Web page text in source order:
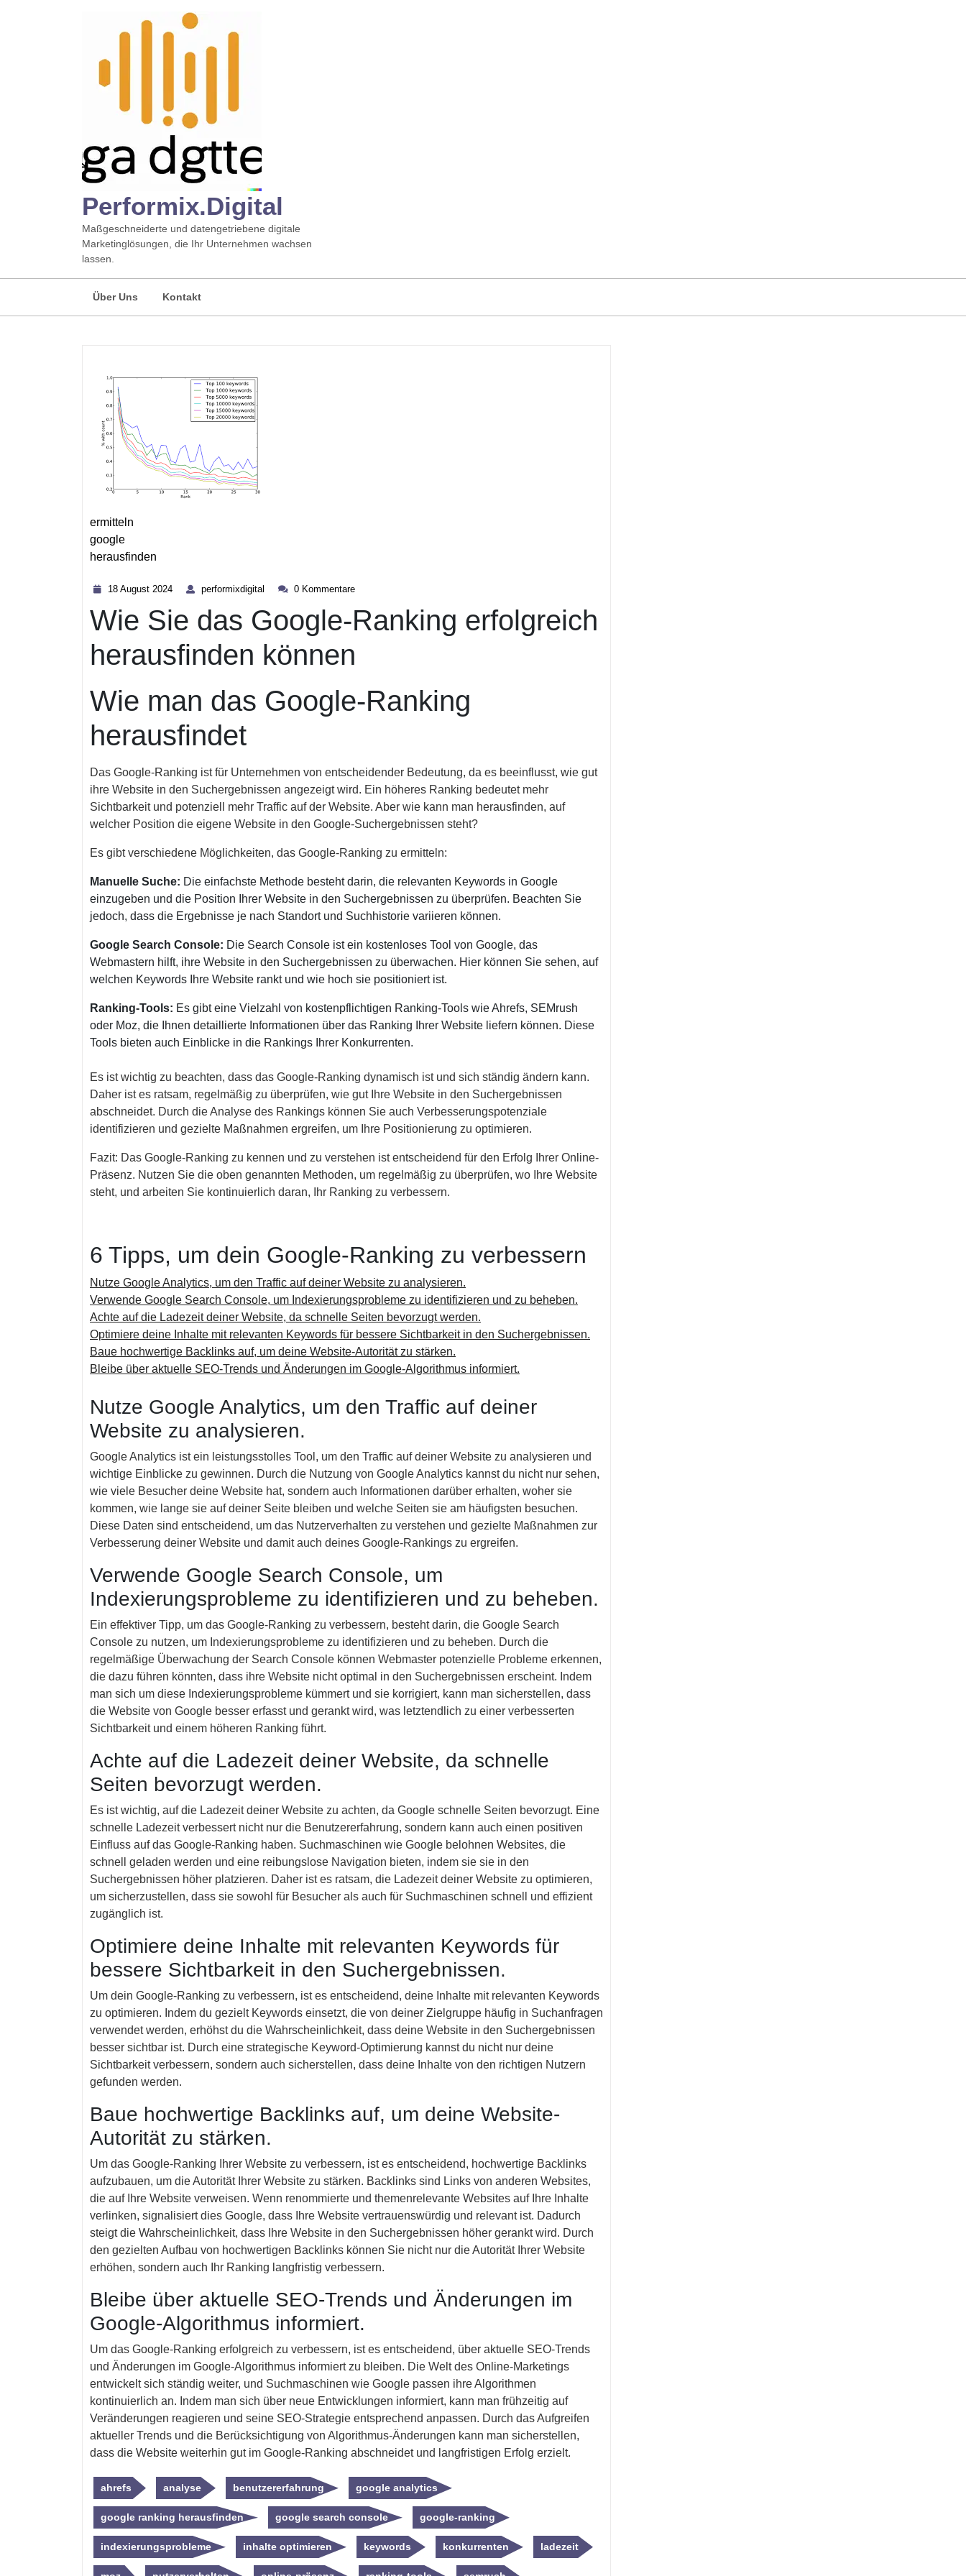
Performix.digital
Maßgeschneiderte und datengetriebene digitale
Marketinglösungen, die Ihr Unternehmen wachsen
lassen.
Über Uns Kontakt
ermitteln
google
herausfinden
18 August 2024
2024
performixdigital performixdigital
0 Kommentare
Wie Sie das Google-Ranking erfolgreich
herausfinden können
Wie man das Google-Ranking
herausfindet
Das Google-Ranking ist für Unternehmen von entscheidender Bedeutung, da es beeinflusst, wie gut
ihre Website in den Suchergebnissen angezeigt wird. Ein höheres Ranking bedeutet mehr
Sichtbarkeit und potenziell mehr Traffic auf der Website. Aber wie kann man herausfinden, auf
welcher Position die eigene Website in den Google-Suchergebnissen steht?
Es gibt verschiedene Möglichkeiten, das Google-Ranking zu ermitteln:
Manuelle Suche: Die einfachste Methode besteht darin, die relevanten Keywords in Google
einzugeben und die Position Ihrer Website in den Suchergebnissen zu überprüfen. Beachten Sie
jedoch, dass die Ergebnisse je nach Standort und Suchhistorie variieren können.
Google Search Console: Die Search Console ist ein kostenloses Tool von Google, das
Webmastern hilft, ihre Website in den Suchergebnissen zu überwachen. Hier können Sie sehen, auf
welchen Keywords Ihre Website rankt und wie hoch sie positioniert ist.
Ranking-Tools: Es gibt eine Vielzahl von kostenpflichtigen Ranking-Tools wie Ahrefs, SEMrush
oder Moz, die Ihnen detaillierte Informationen über das Ranking Ihrer Website liefern können. Diese
Tools bieten auch Einblicke in die Rankings Ihrer Konkurrenten.
Es ist wichtig zu beachten, dass das Google-Ranking dynamisch ist und sich ständig ändern kann.
Daher ist es ratsam, regelmäßig zu überprüfen, wie gut Ihre Website in den Suchergebnissen
abschneidet. Durch die Analyse des Rankings können Sie auch Verbesserungspotenziale
identifizieren und gezielte Maßnahmen ergreifen, um Ihre Positionierung zu optimieren.
Fazit: Das Google-Ranking zu kennen und zu verstehen ist entscheidend für den Erfolg Ihrer Online-
Präsenz. Nutzen Sie die oben genannten Methoden, um regelmäßig zu überprüfen, wo Ihre Website
steht, und arbeiten Sie kontinuierlich daran, Ihr Ranking zu verbessern.
6 Tipps, um dein Google-Ranking zu verbessern
Nutze Google Analytics, um den Traffic auf deiner Website zu analysieren.
Verwende Google Search Console, um Indexierungsprobleme zu identifizieren und zu beheben.
Achte auf die Ladezeit deiner Website, da schnelle Seiten bevorzugt werden.
Optimiere deine Inhalte mit relevanten Keywords für bessere Sichtbarkeit in den Suchergebnissen.
Baue hochwertige Backlinks auf, um deine Website-Autorität zu stärken.
Bleibe über aktuelle SEO-Trends und Änderungen im Google-Algorithmus informiert.
Nutze Google Analytics, um den Traffic auf deiner
Website zu analysieren.
Google Analytics ist ein leistungsstolles Tool, um den Traffic auf deiner Website zu analysieren und
wichtige Einblicke zu gewinnen. Durch die Nutzung von Google Analytics kannst du nicht nur sehen,
wie viele Besucher deine Website hat, sondern auch Informationen darüber erhalten, woher sie
kommen, wie lange sie auf deiner Seite bleiben und welche Seiten sie am häufigsten besuchen.
Diese Daten sind entscheidend, um das Nutzerverhalten zu verstehen und gezielte Maßnahmen zur
Verbesserung deiner Website und damit auch deines Google-Rankings zu ergreifen.
Verwende Google Search Console, um
Indexierungsprobleme zu identifizieren und zu beheben.
Ein effektiver Tipp, um das Google-Ranking zu verbessern, besteht darin, die Google Search
Console zu nutzen, um Indexierungsprobleme zu identifizieren und zu beheben. Durch die
regelmäßige Überwachung der Search Console können Webmaster potenzielle Probleme erkennen,
die dazu führen könnten, dass ihre Website nicht optimal in den Suchergebnissen erscheint. Indem
man sich um diese Indexierungsprobleme kümmert und sie korrigiert, kann man sicherstellen, dass
die Website von Google besser erfasst und gerankt wird, was letztendlich zu einer verbesserten
Sichtbarkeit und einem höheren Ranking führt.
Achte auf die Ladezeit deiner Website, da schnelle
Seiten bevorzugt werden.
Es ist wichtig, auf die Ladezeit deiner Website zu achten, da Google schnelle Seiten bevorzugt. Eine
schnelle Ladezeit verbessert nicht nur die Benutzererfahrung, sondern kann auch einen positiven
Einfluss auf das Google-Ranking haben. Suchmaschinen wie Google belohnen Websites, die
schnell geladen werden und eine reibungslose Navigation bieten, indem sie sie in den
Suchergebnissen höher platzieren. Daher ist es ratsam, die Ladezeit deiner Website zu optimieren,
um sicherzustellen, dass sie sowohl für Besucher als auch für Suchmaschinen schnell und effizient
zugänglich ist.
Optimiere deine Inhalte mit relevanten Keywords für
bessere Sichtbarkeit in den Suchergebnissen.
Um dein Google-Ranking zu verbessern, ist es entscheidend, deine Inhalte mit relevanten Keywords
zu optimieren. Indem du gezielt Keywords einsetzt, die von deiner Zielgruppe häufig in Suchanfragen
verwendet werden, erhöhst du die Wahrscheinlichkeit, dass deine Website in den Suchergebnissen
besser sichtbar ist. Durch eine strategische Keyword-Optimierung kannst du nicht nur deine
Sichtbarkeit verbessern, sondern auch sicherstellen, dass deine Inhalte von den richtigen Nutzern
gefunden werden.
Baue hochwertige Backlinks auf, um deine Website-
Autorität zu stärken.
Um das Google-Ranking Ihrer Website zu verbessern, ist es entscheidend, hochwertige Backlinks
aufzubauen, um die Autorität Ihrer Website zu stärken. Backlinks sind Links von anderen Websites,
die auf Ihre Website verweisen. Wenn renommierte und themenrelevante Websites auf Ihre Inhalte
verlinken, signalisiert dies Google, dass Ihre Website vertrauenswürdig und relevant ist. Dadurch
steigt die Wahrscheinlichkeit, dass Ihre Website in den Suchergebnissen höher gerankt wird. Durch
den gezielten Aufbau von hochwertigen Backlinks können Sie nicht nur die Autorität Ihrer Website
erhöhen, sondern auch Ihr Ranking langfristig verbessern.
Bleibe über aktuelle SEO-Trends und Änderungen im
Google-Algorithmus informiert.
Um das Google-Ranking erfolgreich zu verbessern, ist es entscheidend, über aktuelle SEO-Trends
und Änderungen im Google-Algorithmus informiert zu bleiben. Die Welt des Online-Marketings
entwickelt sich ständig weiter, und Suchmaschinen wie Google passen ihre Algorithmen
kontinuierlich an. Indem man sich über neue Entwicklungen informiert, kann man frühzeitig auf
Veränderungen reagieren und seine SEO-Strategie entsprechend anpassen. Durch das Aufgreifen
aktueller Trends und die Berücksichtigung von Algorithmus-Änderungen kann man sicherstellen,
dass die Website weiterhin gut im Google-Ranking abschneidet und langfristigen Erfolg erzielt.
ahrefs analyse benutzererfahrung google analytics
google ranking herausfinden google search console google-ranking
indexierungsprobleme inhalte optimieren keywords konkurrenten ladezeit